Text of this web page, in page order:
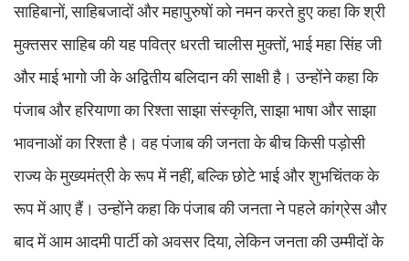
साहिबानों, साहिबजादों और महापुरुषों को नमन करते हुए कहा कि श्री
मुक्तसर साहिब की यह पवित्र धरती चालीस मुक्तों, भाई महा सिंह जी
और माई भागो जी के अद्वितीय बलिदान की साक्षी है। उन्होंने कहा कि
पंजाब और हरियाणा का रिश्ता साझा संस्कृति, साझा भाषा और साझा
भावनाओं का रिश्ता है। वह पंजाब की जनता के बीच किसी पड़ोसी
राज्य के मुख्यमंत्री के रूप में नहीं, बल्कि छोटे भाई और शुभचिंतक के
रूप में आए हैं। उन्होंने कहा कि पंजाब की जनता ने पहले कांग्रेस और
बाद में आम आदमी पार्टी को अवसर दिया, लेकिन जनता की उम्मीदों के